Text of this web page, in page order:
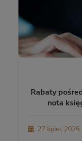
Rabaty
nota
27 lipiec 2026